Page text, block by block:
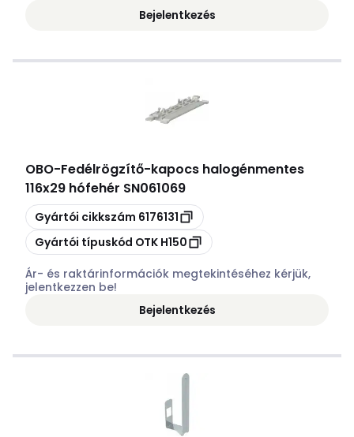
Bejelentkezés
OBO-Fedélrögzítő-kapocs halogénmentes
116x29 hófehér SN061069
Másolás
Gyártói cikkszám 6176131
Másolás
Gyártói típuskód OTK H150
Ár- és raktárinformációk megtekintéséhez kérjük,
jelentkezzen be!
Bejelentkezés